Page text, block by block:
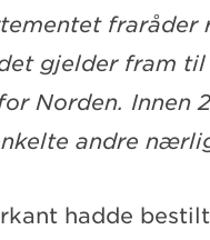
fraråder
gjelder fram
Norden. Innen
andre
hadde